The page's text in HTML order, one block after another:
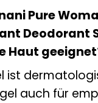
Pure
Deodorant
Haut
ist
auch für